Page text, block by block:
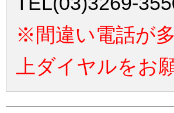
※間違い電話が
上ダイヤルをお